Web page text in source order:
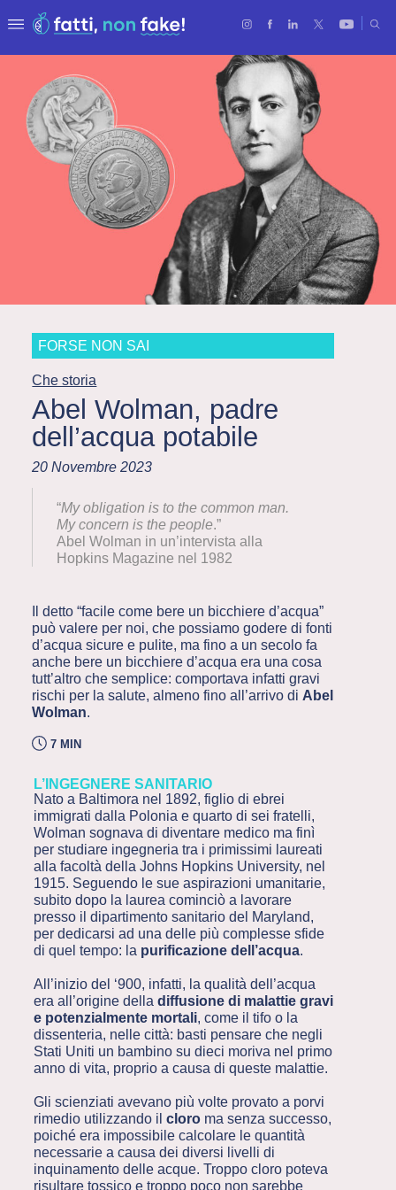
FORSE NON SAI
Che storia
Abel Wolman, padre
dell’acqua potabile
20 Novembre 2023
“My obligation is to the common man.
My concern is the people.”
Abel Wolman in un’intervista alla
Hopkins Magazine nel 1982
Il detto “facile come bere un bicchiere d’acqua”
può valere per noi, che possiamo godere di fonti
d’acqua sicure e pulite, ma fino a un secolo fa
anche bere un bicchiere d’acqua era una cosa
tutt’altro che semplice: comportava infatti gravi
rischi per la salute, almeno fino all’arrivo di Abel
Wolman.
7 MIN
L’INGEGNERE SANITARIO
Nato a Baltimora nel 1892, figlio di ebrei
immigrati dalla Polonia e quarto di sei fratelli,
Wolman sognava di diventare medico ma finì
per studiare ingegneria tra i primissimi laureati
alla facoltà della Johns Hopkins University, nel
1915. Seguendo le sue aspirazioni umanitarie,
subito dopo la laurea cominciò a lavorare
presso il dipartimento sanitario del Maryland,
per dedicarsi ad una delle più complesse sfide
di quel tempo: la purificazione dell’acqua.
All’inizio del ‘900, infatti, la qualità dell’acqua
era all’origine della diffusione di malattie gravi
e potenzialmente mortali, come il tifo o la
dissenteria, nelle città: basti pensare che negli
Stati Uniti un bambino su dieci moriva nel primo
anno di vita, proprio a causa di queste malattie.
Gli scienziati avevano più volte provato a porvi
rimedio utilizzando il cloroma senza successo,
poiché era impossibile calcolare le quantità
necessarie a causa dei diversi livelli di
inquinamento delle acque. Troppo cloro poteva
risultare tossico e troppo poco non sarebbe